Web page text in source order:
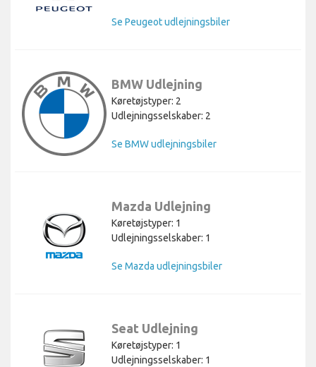
Se Peugeot udlejningsbiler
BMW Udlejning
Køretøjstyper: 2
Udlejningsselskaber: 2
Se BMW udlejningsbiler
Mazda Udlejning
Køretøjstyper: 1
Udlejningsselskaber: 1
Se Mazda udlejningsbiler
Seat Udlejning
Køretøjstyper: 1
Udlejningsselskaber: 1